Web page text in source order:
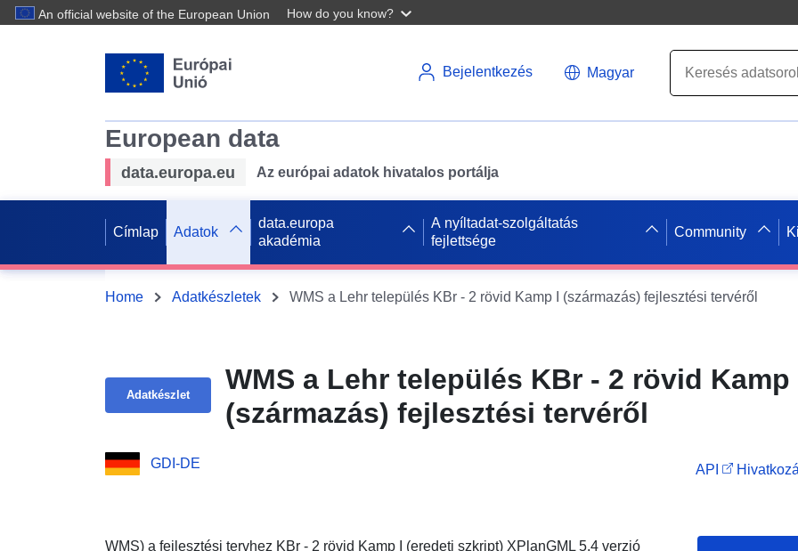
An official website of the European Union How do you know?
Bejelentkezés Magyar
European data
data.europa.eu Az európai adatok hivatalos portálja
Címlap Adatok
data.europa
akadémia
A nyíltadat-szolgáltatás
fejlettsége
Community
Home Adatkészletek WMS a Lehr település KBr - 2 rövid Kamp I (származás) fejlesztési tervéről
Adatkészlet
WMS a Lehr település KBr - 2 rövid Kamp
(származás) fejlesztési tervéről
GDI-DE API
WMS) a fejlesztési tervhez KBr - 2 rövid Kamp I (eredeti szkript) XPlanGML 5.4 verzió